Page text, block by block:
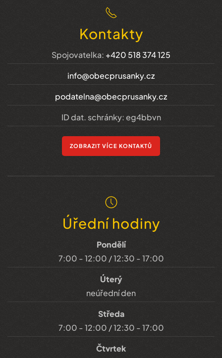
Kontakty
Spojovatelka: +420 518 374 125
info@obecprusanky.cz
podatelna@obecprusanky.cz
ID dat. schránky: eg4bbvn
ZOBRAZIT VÍCE KONTAKTŮ
Úřední hodiny
Pondělí
7:00 - 12:00 / 12:30 - 17:00
Úterý
neúřední den
Středa
7:00 - 12:00 / 12:30 - 17:00
Čtvrtek